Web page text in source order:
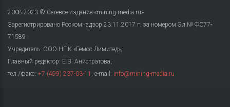
2008-2023 © Сетевое издание «mining-media.ru»
Зарегистрировано Роскомнадзор 23.11.2017 г. за номером Эл № ФС77-
71589
Учредитель: ООО НПК «Гемос Лимитед»,
Главный редактор: Е.В. Анистратова,
тел./факс: +7 (499) 237-03-11 ; e-mail: info@mining-media.ru